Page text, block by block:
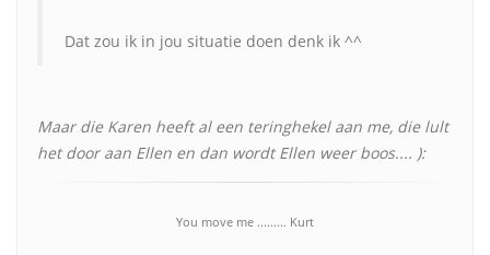
Dat zou ik in jou situatie doen denk ik ^^
Maar die Karen heeft al een teringhekel aan me, die lult
het door aan Ellen en dan wordt Ellen weer boos.... ):
You move me ......... Kurt